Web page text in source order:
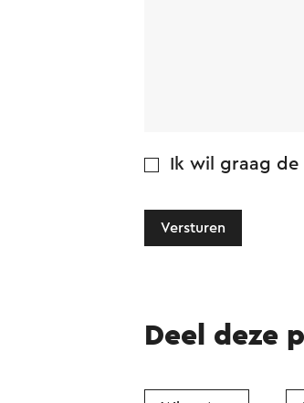
Ik wil graag
Versturen
Deel deze